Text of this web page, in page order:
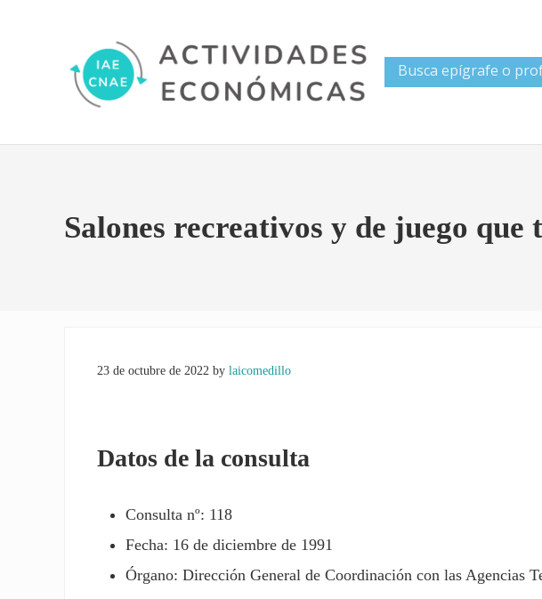
Salones recreativos y de juego
23 de octubre de 2022 bylaicomedillo
Datos de la consulta
Consulta nº: 118
Fecha: 16 de diciembre de 1991
Órgano: Dirección General de Coordinación con las Agencias